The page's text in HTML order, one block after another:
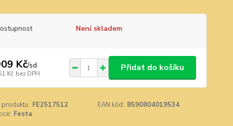
Není skladem
Kč/sd
Kč bez DPH
Přidat do košíku
FE2517512 EAN kód: 8590804019534
Festa